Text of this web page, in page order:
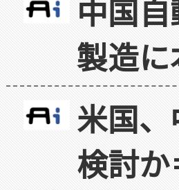
中国
製造
米国
検討